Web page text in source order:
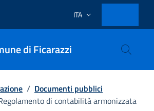
Lingua attiva:
ITA
di Ficarazzi
/ Documenti pubblici
di contabilità armonizzata